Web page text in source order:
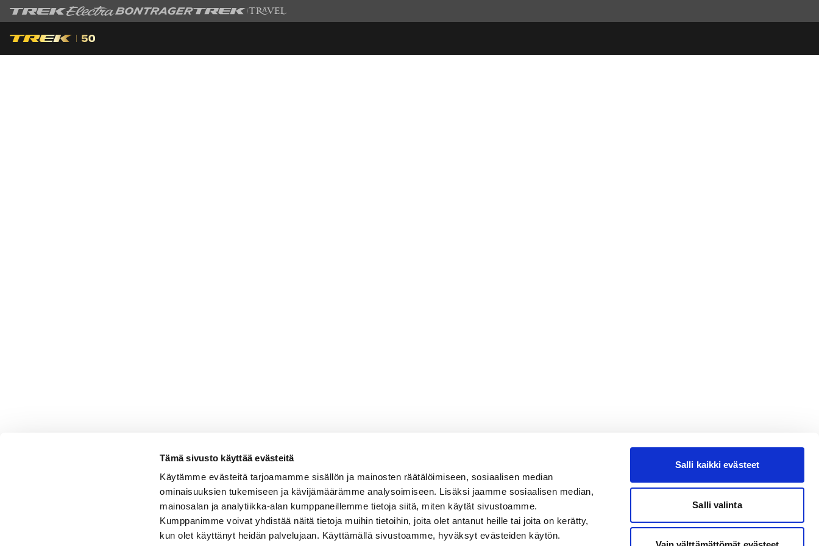
Tämä sivusto käyttää evästeitä
Käytämme evästeitä tarjoamamme sisällön ja mainosten räätälöimiseen, sosiaalisen median
ominaisuuksien tukemiseen ja kävijämäärämme analysoimiseen. Lisäksi jaamme sosiaalisen median,
mainosalan ja analytiikka-alan kumppaneillemme tietoja siitä, miten käytät sivustoamme.
Kumppanimme voivat yhdistää näitä tietoja muihin tietoihin, joita olet antanut heille tai joita on kerätty,
kun olet käyttänyt heidän palvelujaan. Käyttämällä sivustoamme, hyväksyt evästeiden käytön.
Salli kaikki evästeet
Salli valinta